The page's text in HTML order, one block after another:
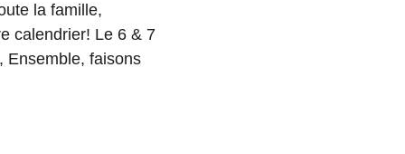
la famille,
calendrier! Le 6 & 7
Ensemble, faisons